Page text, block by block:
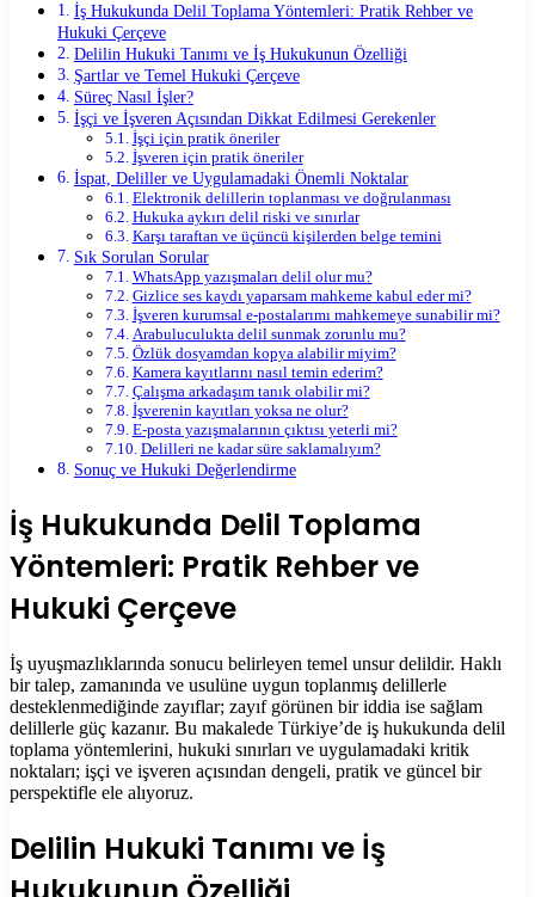
İş Hukukunda Delil Toplama Yöntemleri: Pratik Rehber ve
Hukuki Çerçeve
Delilin Hukuki Tanımı ve İş Hukukunun Özelliği
Şartlar ve Temel Hukuki Çerçeve
Süreç Nasıl İşler?
İşçi ve İşveren Açısından Dikkat Edilmesi Gerekenler
İşçi için pratik öneriler
İşveren için pratik öneriler
İspat, Deliller ve Uygulamadaki Önemli Noktalar
Elektronik delillerin toplanması ve doğrulanması
Hukuka aykırı delil riski ve sınırlar
Karşı taraftan ve üçüncü kişilerden belge temini
Sık Sorulan Sorular
WhatsApp yazışmaları delil olur mu?
Gizlice ses kaydı yaparsam mahkeme kabul eder mi?
İşveren kurumsal e-postalarımı mahkemeye sunabilir mi?
Arabuluculukta delil sunmak zorunlu mu?
Özlük dosyamdan kopya alabilir miyim?
Kamera kayıtlarını nasıl temin ederim?
Çalışma arkadaşım tanık olabilir mi?
İşverenin kayıtları yoksa ne olur?
E-posta yazışmalarının çıktısı yeterli mi?
Delilleri ne kadar süre saklamalıyım?
Sonuç ve Hukuki Değerlendirme
İş Hukukunda Delil Toplama
Yöntemleri: Pratik Rehber ve
Hukuki Çerçeve
İş uyuşmazlıklarında sonucu belirleyen temel unsur delildir. Haklı
bir talep, zamanında ve usulüne uygun toplanmış delillerle
desteklenmediğinde zayıflar; zayıf görünen bir iddia ise sağlam
delillerle güç kazanır. Bu makalede Türkiye’de iş hukukunda delil
toplama yöntemlerini, hukuki sınırları ve uygulamadaki kritik
noktaları; işçi ve işveren açısından dengeli, pratik ve güncel bir
perspektifle ele alıyoruz.
Delilin Hukuki Tanımı ve İş